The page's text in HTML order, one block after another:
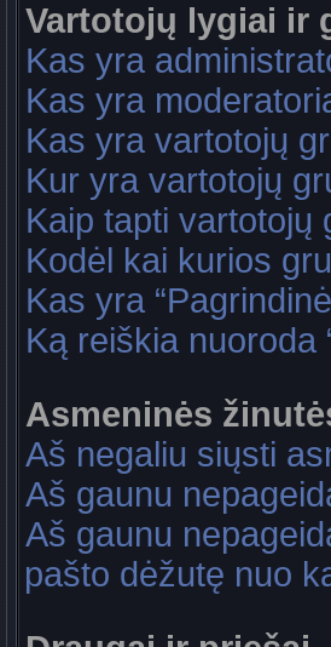
Vartotojų lygiai ir
Kas yra
Kas yra
Kas yra vartotojų
Kur yra vartotojų
Kaip tapti vartotojų
Kodėl kai kurios
Kas yra
Ką reiškia nuoroda
Asmeninės
Aš negaliu siųsti
Aš gaunu
Aš gaunu
pašto dėžutę nuo